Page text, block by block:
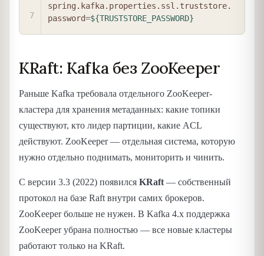
spring.kafka.properties.ssl.truststore.
password=${TRUSTSTORE_PASSWORD}
KRaft: Kafka без ZooKeeper
Раньше Kafka требовала отдельного ZooKeeper-
кластера для хранения метаданных: какие топики
существуют, кто лидер партиции, какие ACL
действуют. ZooKeeper — отдельная система, которую
нужно отдельно поднимать, мониторить и чинить.
С версии 3.3 (2022) появился KRaft — собственный
протокол на базе Raft внутри самих брокеров.
ZooKeeper больше не нужен. В Kafka 4.x поддержка
ZooKeeper убрана полностью — все новые кластеры
работают только на KRaft.